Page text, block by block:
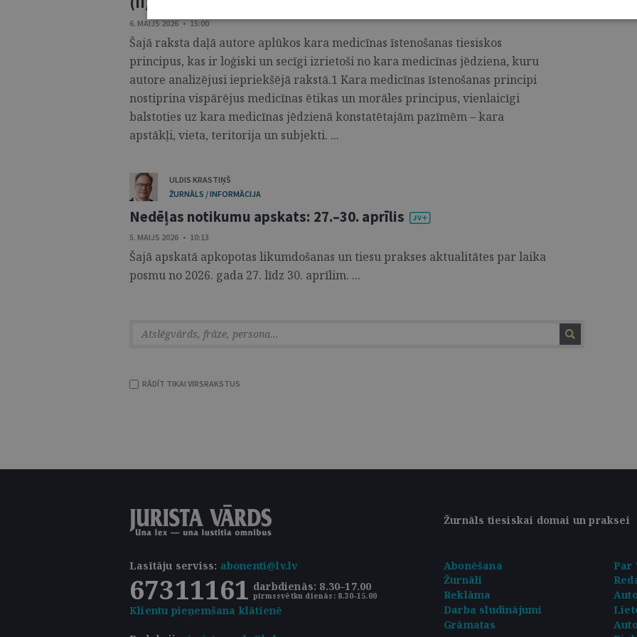
6. MAIJS 2026 • 15:00
Šajā raksta daļā autore aplūkos kara medicīnas īstenošanas tiesiskos
principus, kas ir loģiski un secīgi izrietoši no kara medicīnas jēdziena, kuru
autore analizējusi iepriekšējā rakstā.1 Kara medicīnas īstenošanas principi
nostiprina vispārējus medicīnas ētikas un morāles principus, vienlaicīgi
balstoties uz kara medicīnas jēdzienā konstatētajām pazīmēm – kara
apstākļi, vieta, teritorija un subjekti. ...
ULDIS KRASTIŅŠ
ŽURNĀLS / INFORMĀCIJA
Nedēļas notikumu apskats: 27.–30. aprīlis
5. MAIJS 2026 • 10:13
Šajā apskatā apkopotas likumdošanas un tiesu prakses aktualitātes par laika
posmu no 2026. gada 27. līdz 30. aprīlim. ...
RĀDĪT TIKAI VIRSRAKSTUS
Žurnāls tiesiskai domai un praksei
Lasītāju serviss: abonenti@lv.lv
67311161 darbdienās: 8.30–17.00
pirmssvētku dienās: 8.30–15.00
Klientu pieņemšana klātienē
Abonēšana
Par
Žurnāli
Reklāma
Darba sludinājumi
Grāmatas